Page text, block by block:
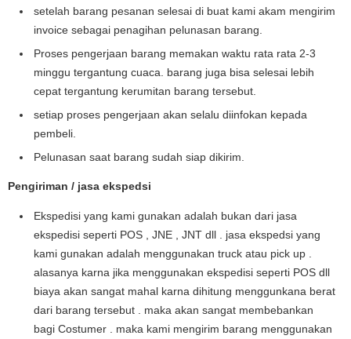
setelah barang pesanan selesai di buat kami akam mengirim
invoice sebagai penagihan pelunasan barang.
Proses pengerjaan barang memakan waktu rata rata 2-3
minggu tergantung cuaca. barang juga bisa selesai lebih
cepat tergantung kerumitan barang tersebut.
setiap proses pengerjaan akan selalu diinfokan kepada
pembeli.
Pelunasan saat barang sudah siap dikirim.
Pengiriman / jasa ekspedsi
Ekspedisi yang kami gunakan adalah bukan dari jasa
ekspedisi seperti POS , JNE , JNT dll . jasa ekspedsi yang
kami gunakan adalah menggunakan truck atau pick up .
alasanya karna jika menggunakan ekspedisi seperti POS dll
biaya akan sangat mahal karna dihitung menggunkana berat
dari barang tersebut . maka akan sangat membebankan
bagi Costumer . maka kami mengirim barang menggunakan